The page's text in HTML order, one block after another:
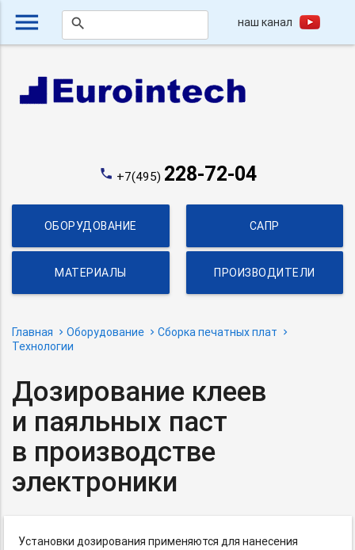
menu search наш канал
phone +7(495) 228-72-04
ОБОРУДОВАНИЕ САПР
МАТЕРИАЛЫ ПРОИЗВОДИТЕЛИ
Главная Оборудование
Сборка печатных плат
Технологии
Дозирование клеев
и паяльных паст
в производстве
электроники
Установки дозирования применяются для нанесения